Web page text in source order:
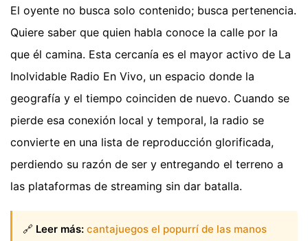
El oyente no busca solo contenido; busca pertenencia.
Quiere saber que quien habla conoce la calle por la
que él camina. Esta cercanía es el mayor activo de La
Inolvidable Radio En Vivo, un espacio donde la
geografía y el tiempo coinciden de nuevo. Cuando se
pierde esa conexión local y temporal, la radio se
convierte en una lista de reproducción glorificada,
perdiendo su razón de ser y entregando el terreno a
las plataformas de streaming sin dar batalla.
🔗 Leer más: cantajuegos el popurrí de las manos